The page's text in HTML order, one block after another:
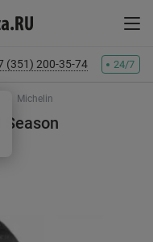
(351) 200-35-74 24/7
Michelin